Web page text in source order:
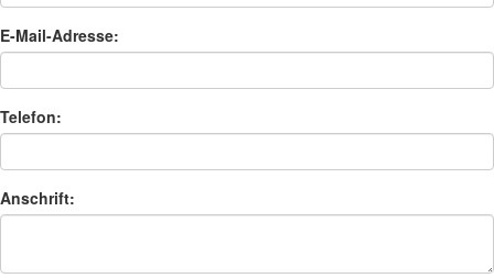
E-Mail-Adresse:
Telefon:
Anschrift: